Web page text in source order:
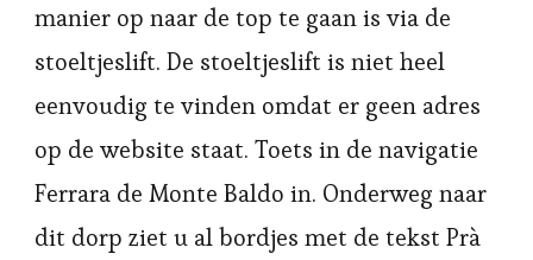
manier op naar de top te gaan is via de
stoeltjeslift. De stoeltjeslift is niet heel
eenvoudig te vinden omdat er geen adres
op de website staat. Toets in de navigatie
Ferrara de Monte Baldo in. Onderweg naar
dit dorp ziet u al bordjes met de tekst Prà